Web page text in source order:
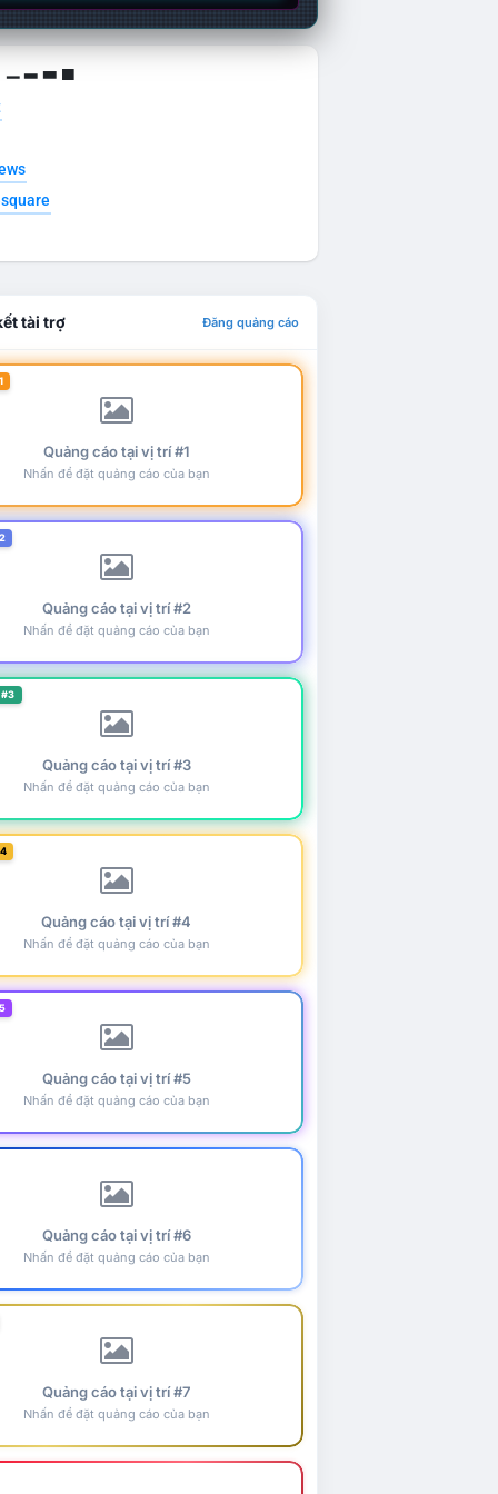
▁ ▂ ▃ ▄
tài trợ Đăng quảng cáo
Quảng cáo tại vị trí #1
Nhấn để đặt quảng cáo của bạn
Quảng cáo tại vị trí #2
Nhấn để đặt quảng cáo của bạn
Quảng cáo tại vị trí #3
Nhấn để đặt quảng cáo của bạn
Quảng cáo tại vị trí #4
Nhấn để đặt quảng cáo của bạn
Quảng cáo tại vị trí #5
Nhấn để đặt quảng cáo của bạn
Quảng cáo tại vị trí #6
Nhấn để đặt quảng cáo của bạn
Quảng cáo tại vị trí #7
Nhấn để đặt quảng cáo của bạn